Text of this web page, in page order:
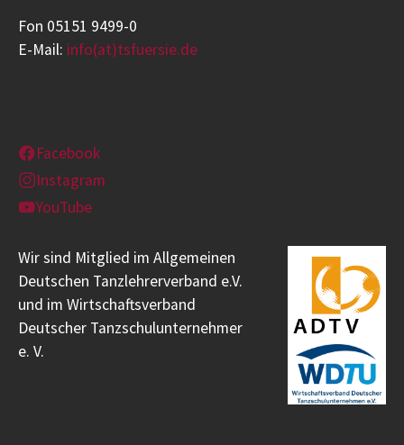
Fon 05151 9499-0
E-Mail: info(at)tsfuersie.de
Facebook
Instagram
YouTube
Wir sind Mitglied im Allgemeinen
Deutschen Tanzlehrerverband e.V.
und im Wirtschaftsverband
Deutscher Tanzschulunternehmer
e. V.